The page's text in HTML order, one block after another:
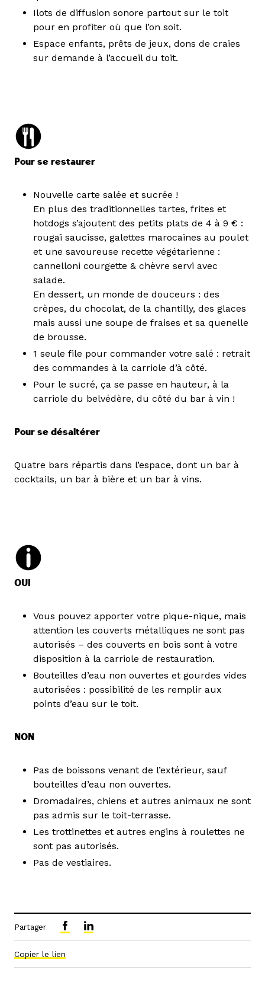
Ilots de diffusion sonore partout sur le toit
pour en profiter où que l’on soit.
Espace enfants, prêts de jeux, dons de craies
sur demande à l’accueil du toit.
Pour se restaurer
Nouvelle carte salée et sucrée !
En plus des traditionnelles tartes, frites et
hotdogs s’ajoutent des petits plats de 4 à 9 € :
rougaï saucisse, galettes marocaines au poulet
et une savoureuse recette végétarienne :
cannelloni courgette & chèvre servi avec
salade.
En dessert, un monde de douceurs : des
crèpes, du chocolat, de la chantilly, des glaces
mais aussi une soupe de fraises et sa quenelle
de brousse.
1 seule file pour commander votre salé : retrait
des commandes à la carriole d’à côté.
Pour le sucré, ça se passe en hauteur, à la
carriole du belvédère, du côté du bar à vin !
Pour se désaltérer
Quatre bars répartis dans l’espace, dont un bar à
cocktails, un bar à bière et un bar à vins.
OUI
Vous pouvez apporter votre pique-nique, mais
attention les couverts métalliques ne sont pas
autorisés – des couverts en bois sont à votre
disposition à la carriole de restauration.
Bouteilles d’eau non ouvertes et gourdes vides
autorisées : possibilité de les remplir aux
points d’eau sur le toit.
NON
Pas de boissons venant de l’extérieur, sauf
bouteilles d’eau non ouvertes.
Dromadaires, chiens et autres animaux ne sont
pas admis sur le toit-terrasse.
Les trottinettes et autres engins à roulettes ne
sont pas autorisés.
Pas de vestiaires.
Partager
Copier le lien